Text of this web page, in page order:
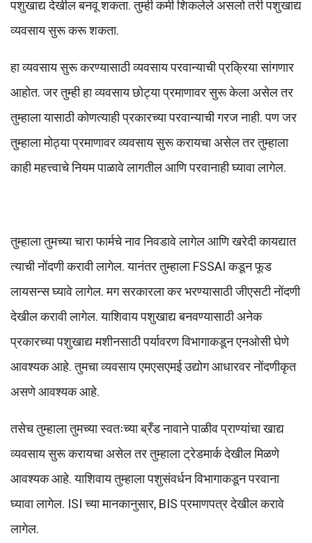
पशुखाद्य देखील बनवू शकता. तुम्ही कमी शिकलेले असलो तरी पशुखाद्य
व्यवसाय सुरू करू शकता.
हा व्यवसाय सुरू करण्यासाठी व्यवसाय परवान्याची प्रक्रिया सांगणार
आहोत. जर तुम्ही हा व्यवसाय छोट्या प्रमाणावर सुरू केला असेल तर
तुम्हाला यासाठी कोणत्याही प्रकारच्या परवान्याची गरज नाही. पण जर
तुम्हाला मोठ्या प्रमाणावर व्यवसाय सुरू करायचा असेल तर तुम्हाला
काही महत्त्वाचे नियम पाळावे लागतील आणि परवानाही घ्यावा लागेल.
तुम्हाला तुमच्या चारा फार्मचे नाव निवडावे लागेल आणि खरेदी कायद्यात
त्याची नोंदणी करावी लागेल. यानंतर तुम्हाला FSSAI कडून फूड
लायसन्स घ्यावे लागेल. मग सरकारला कर भरण्यासाठी जीएसटी नोंदणी
देखील करावी लागेल. याशिवाय पशुखाद्य बनवण्यासाठी अनेक
प्रकारच्या पशुखाद्य मशीनसाठी पर्यावरण विभागाकडून एनओसी घेणे
आवश्यक आहे. तुमचा व्यवसाय एमएसएमई उद्योग आधारवर नोंदणीकृत
असणे आवश्यक आहे.
तसेच तुम्हाला तुमच्या स्वतःच्या ब्रँड नावाने पाळीव प्राण्यांचा खाद्य
व्यवसाय सुरू करायचा असेल तर तुम्हाला ट्रेडमार्क देखील मिळणे
आवश्यक आहे. याशिवाय तुम्हाला पशुसंवर्धन विभागाकडून परवाना
घ्यावा लागेल. ISI च्या मानकानुसार, BIS प्रमाणपत्र देखील करावे
लागेल.